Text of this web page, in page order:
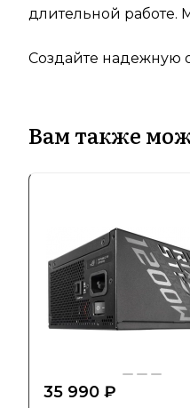
длительной работе.
Создайте надежную
Вам также
35 990 ₽